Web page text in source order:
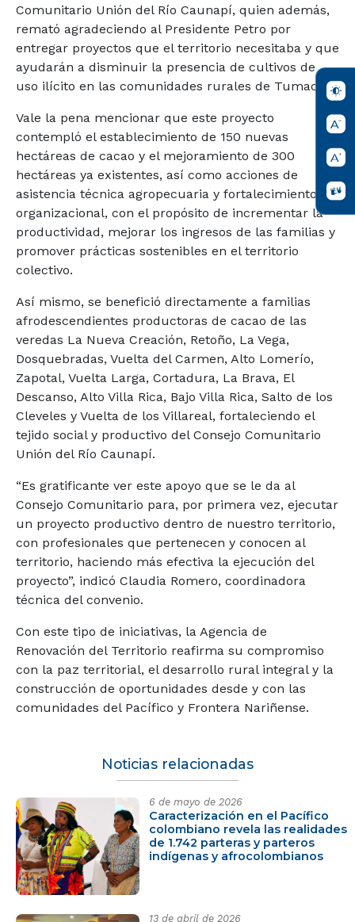
Comunitario Unión del Río Caunapí, quien además,
remató agradeciendo al Presidente Petro por
entregar proyectos que el territorio necesitaba y que
ayudarán a disminuir la presencia de cultivos de
uso ilícito en las comunidades rurales de Tumaco.
Vale la pena mencionar que este proyecto
contempló el establecimiento de 150 nuevas
hectáreas de cacao y el mejoramiento de 300
hectáreas ya existentes, así como acciones de
asistencia técnica agropecuaria y fortalecimiento
organizacional, con el propósito de incrementar la
productividad, mejorar los ingresos de las familias y
promover prácticas sostenibles en el territorio
colectivo.
Así mismo, se benefició directamente a familias
afrodescendientes productoras de cacao de las
veredas La Nueva Creación, Retoño, La Vega,
Dosquebradas, Vuelta del Carmen, Alto Lomerío,
Zapotal, Vuelta Larga, Cortadura, La Brava, El
Descanso, Alto Villa Rica, Bajo Villa Rica, Salto de los
Cleveles y Vuelta de los Villareal, fortaleciendo el
tejido social y productivo del Consejo Comunitario
Unión del Río Caunapí.
“Es gratificante ver este apoyo que se le da al
Consejo Comunitario para, por primera vez, ejecutar
un proyecto productivo dentro de nuestro territorio,
con profesionales que pertenecen y conocen al
territorio, haciendo más efectiva la ejecución del
proyecto”, indicó Claudia Romero, coordinadora
técnica del convenio.
Con este tipo de iniciativas, la Agencia de
Renovación del Territorio reafirma su compromiso
con la paz territorial, el desarrollo rural integral y la
construcción de oportunidades desde y con las
comunidades del Pacífico y Frontera Nariñense.
Noticias relacionadas
6 de mayo de 2026
Caracterización en el Pacífico
colombiano revela las realidades
de 1.742 parteras y parteros
indígenas y afrocolombianos
13 de abril de 2026